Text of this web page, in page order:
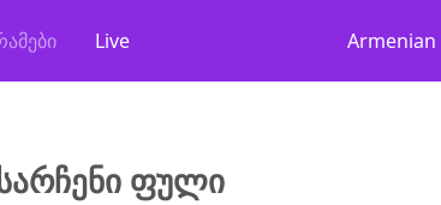
Live Armenian
ფული